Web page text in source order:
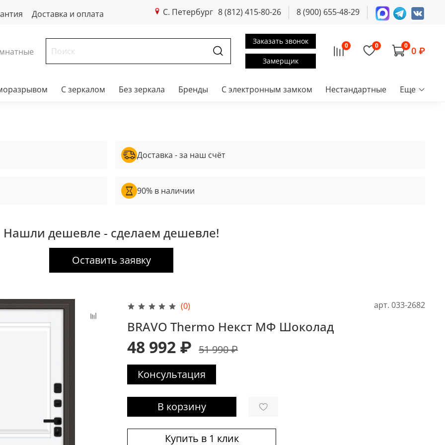
Доставка и оплата С. Петербург 8 (812) 415-80-26 8 (900) 655-48-29
Заказать звонок
Замерщик
0 0 0 0 ₽
С зеркалом Без зеркала Бренды С электронным замком Нестандартные Еще
Доставка - за наш счёт
90% в наличии
Нашли дешевле - сделаем дешевле!
Оставить заявку
(0) арт. 033-2682
BRAVO Thermo Некст МФ Шоколад
48 992 ₽ 51 990 ₽
Консультация
В корзину
Купить в 1 клик